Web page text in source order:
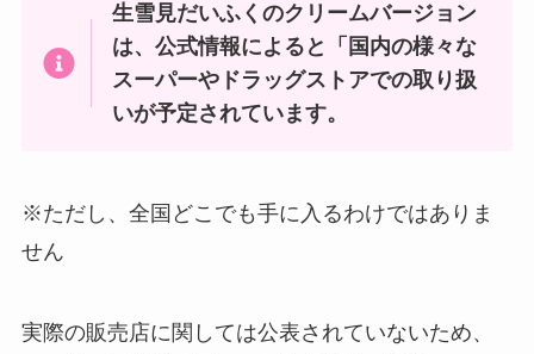
味どうらくの里はどこで買える？
イオンで売ってる？めんつゆとの
違いはなに？
こで買える？業務スーパーで売っ
太陽のマテ茶販売終了はなぜ？ル
イボスティーとの比較を紹介！飲
み続けた結果は？
久助 ぬれ煎餅はどこで売ってる?
カルディで売ってる？？
生雪見だいふくのクリームバージョン
は、公式情報によると「国内の様々な
スーパーやドラッグストアでの取り扱
いが予定されています。
※ただし、全国どこでも手に入るわけではありま
せん
実際の販売店に関しては公表されていないため、